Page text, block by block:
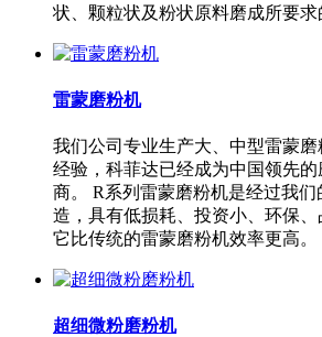
状、颗粒状及粉状原料磨成所要求
雷蒙磨粉机
我们公司专业生产大、中型雷蒙
经验，科菲达已经成为中国领先
商。 R系列雷蒙磨粉机是经过我
造，具有低损耗、投资小、环保、
它比传统的雷蒙磨粉机效率更高。
超细微粉磨粉机